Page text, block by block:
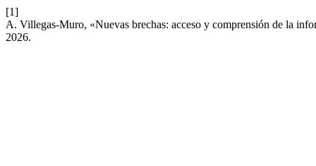
[1]
A. Villegas-Muro, «Nuevas brechas: acceso y comprensión de la
2026.